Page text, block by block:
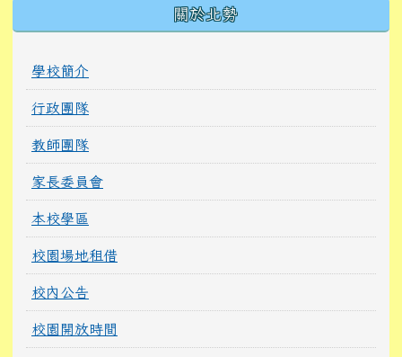
關於北勢
學校簡介
行政團隊
教師團隊
家長委員會
本校學區
校園場地租借
校內公告
校園開放時間